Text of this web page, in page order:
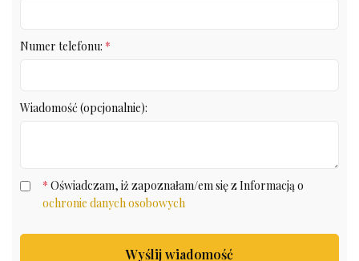
Numer telefonu: *
Wiadomość (opcjonalnie):
* Oświadczam, iż zapoznałam/em się z Informacją o
ochronie danych osobowych
Wyślij wiadomość